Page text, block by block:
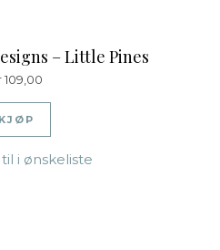
– Little Pines
109,00
KJØP
i ønskeliste